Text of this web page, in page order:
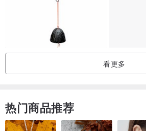
看更多
热门商品推荐